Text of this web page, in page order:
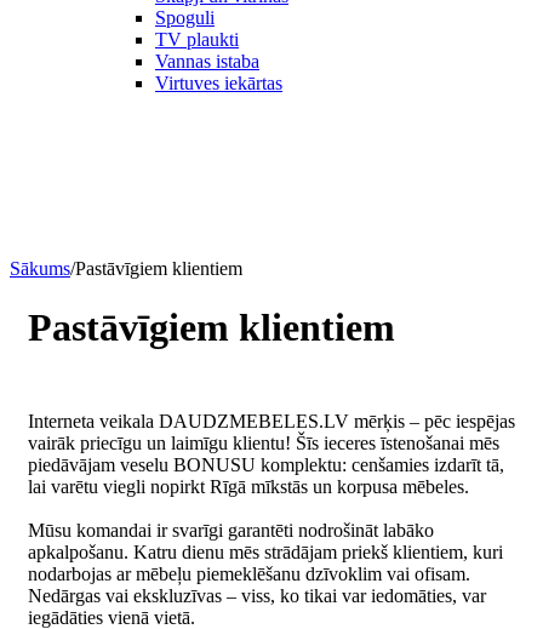
Spoguli
TV plaukti
Vannas istaba
Virtuves iekārtas
Sākums/Pastāvīgiem klientiem
Pastāvīgiem klientiem
Interneta veikala DAUDZMEBELES.LV mērķis – pēc iespējas
vairāk priecīgu un laimīgu klientu! Šīs ieceres īstenošanai mēs
piedāvājam veselu BONUSU komplektu: cenšamies izdarīt tā,
lai varētu viegli nopirkt Rīgā mīkstās un korpusa mēbeles.
Mūsu komandai ir svarīgi garantēti nodrošināt labāko
apkalpošanu. Katru dienu mēs strādājam priekš klientiem, kuri
nodarbojas ar mēbeļu piemeklēšanu dzīvoklim vai ofisam.
Nedārgas vai ekskluzīvas – viss, ko tikai var iedomāties, var
iegādāties vienā vietā.